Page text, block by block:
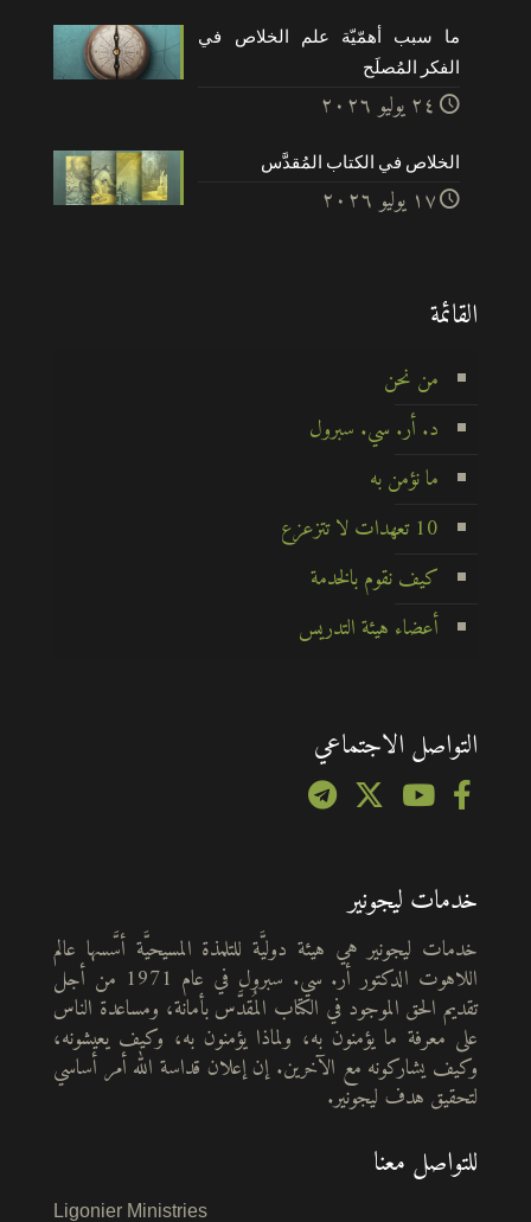
ما سبب أهمّيّة علم الخلاص في
الفكر المُصلَح
۲٤ يوليو ۲۰۲٦
الخلاص في الكتاب المُقدَّس
۱۷ يوليو ۲۰۲٦
القائمة
من نحن
د. أر. سي. سبرول
ما نؤمن به
10 تعهدات لا تتزعزع
كيف نقوم بالخدمة
أعضاء هيئة التدريس
التواصل الاجتماعي
خدمات ليجونير
خدمات ليجونير هي هيئة دوليَّة للتلمذة المسيحيَّة أسَّسها عالم
اللاهوت الدكتور أر. سي. سبرول في عام 1971 من أجل
تقديم الحق الموجود في الكتاب المُقدَّس بأمانة، ومساعدة الناس
على معرفة ما يؤمنون به، ولماذا يؤمنون به، وكيف يعيشونه،
وكيف يشاركونه مع الآخرين. إن إعلان قداسة الله أمر أساسي
لتحقيق هدف ليجونير.
للتواصل معنا
Ligonier Ministries